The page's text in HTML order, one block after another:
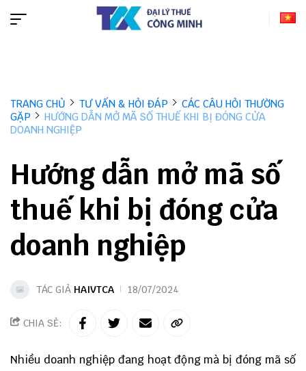
TRANG CHỦ TƯ VẤN & HỎI ĐÁP
CÁC CÂU HỎI THƯỜNG
GẶP
HƯỚNG DẪN MỞ MÃ SỐ THUẾ KHI BỊ ĐÓNG CỬA
DOANH NGHIỆP
Hướng dẫn mở mã số
thuế khi bị đóng cửa
doanh nghiệp
TÁC GIẢ HAIVTCA 18/07/2024
CHIA SẺ:
Nhiều doanh nghiệp đang hoạt động mà bị đóng mã số